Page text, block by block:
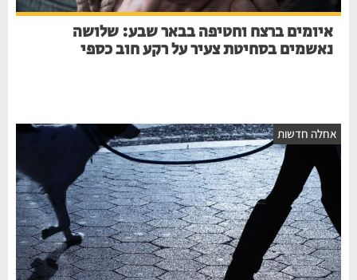
איומים ברצח וחטיפה בבאר שבע: שלושה
נאשמים בסחיטת צעיר על רקע חוב כספי
אחלה חדשות